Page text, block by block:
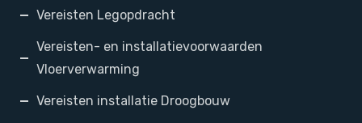
Vereisten Legopdracht
Vereisten- en installatievoorwaarden
Vloerverwarming
Vereisten installatie Droogbouw